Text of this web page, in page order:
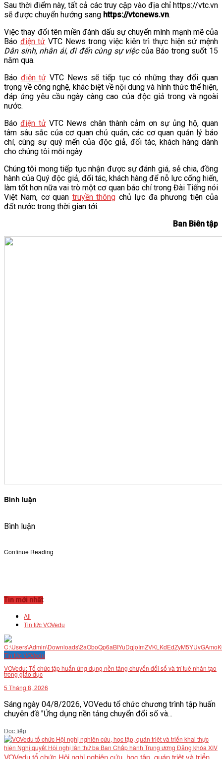
Sau thời điểm này, tất cả các truy cập vào địa chỉ https://vtc.vn
sẽ được chuyển hướng sang https://vtcnews.vn.
Việc thay đổi tên miền đánh dấu sự chuyển mình mạnh mẽ của
Báo điện tử VTC News trong việc kiên trì thực hiện sứ mệnh
Dân sinh, nhân ái, đi đến cùng sự việccủa Báo trong suốt 15
năm qua.
Báo điện tử VTC News sẽ tiếp tục có những thay đổi quan
trọng về công nghệ, khác biệt về nội dung và hình thức thể hiện,
đáp ứng yêu cầu ngày càng cao của độc giả trong và ngoài
nước.
Báođiện tửVTC News chân thành cảm ơn sự ủng hộ, quan
tâm sâu sắc của cơ quan chủ quản, các cơ quan quản lý báo
chí, cùng sự quý mến của độc giả, đối tác, khách hàng dành
cho chúng tôi mỗi ngày.
Chúng tôi mong tiếp tục nhận được sự đánh giá, sẻ chia, đồng
hành của Quý độc giả, đối tác, khách hàng để nỗ lực cống hiến,
làm tốt hơn nữa vai trò một cơ quan báo chí trong Đài Tiếng nói
Việt Nam, cơ quan truyền thông chủ lực đa phương tiện của
đất nước trong thời gian tới.
Ban Biên tập
Bình luận
Bình luận
Continue Reading
Tin mới nhất
All
Tin tức VOVedu
Tin tức VOVedu
VOVedu: Tổ chức tập huấn ứng dụng nền tảng chuyển đổi số và trí tuệ nhân tạo
trong giáo dục
5 Tháng 8, 2026
Sáng ngày 04/8/2026, VOVedu tổ chức chương trình tập huấn
chuyên đề "Ứng dụng nền tảng chuyển đổi số và...
Đọc tiếpDetails
VOVedu tổ chức Hội nghị nghiên cứu, học tập, quán triệt và triển